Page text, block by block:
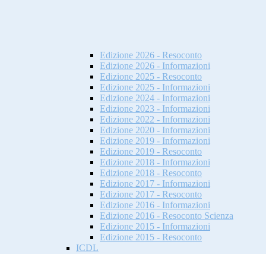
Edizione 2026 - Resoconto
Edizione 2026 - Informazioni
Edizione 2025 - Resoconto
Edizione 2025 - Informazioni
Edizione 2024 - Informazioni
Edizione 2023 - Informazioni
Edizione 2022 - Informazioni
Edizione 2020 - Informazioni
Edizione 2019 - Informazioni
Edizione 2019 - Resoconto
Edizione 2018 - Informazioni
Edizione 2018 - Resoconto
Edizione 2017 - Informazioni
Edizione 2017 - Resoconto
Edizione 2016 - Informazioni
Edizione 2016 - Resoconto Scienza
Edizione 2015 - Informazioni
Edizione 2015 - Resoconto
ICDL